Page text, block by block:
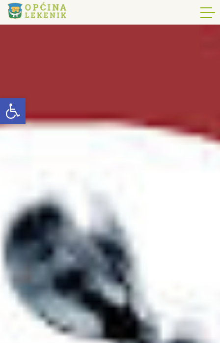
Open toolbar